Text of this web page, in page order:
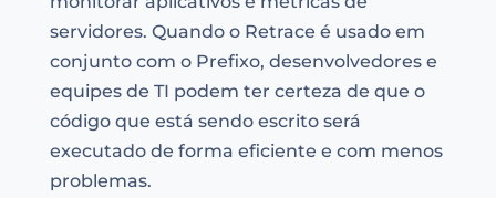
servidores. Quando o Retrace é usado em
conjunto com o Prefixo, desenvolvedores e
equipes de TI podem ter certeza de que o
código que está sendo escrito será
executado de forma eficiente e com menos
problemas.